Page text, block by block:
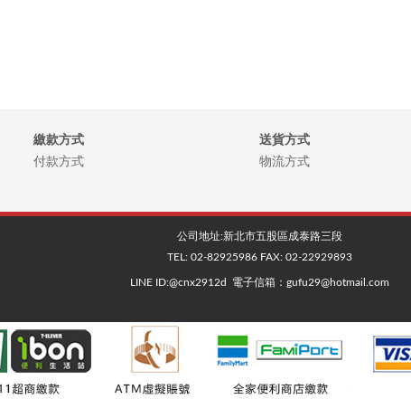
繳款方式
付款方式
送貨方式
物流方式
公司地址:新北市五股區成泰路三段
TEL: 02-82925986 FAX: 02-22929893
LINE ID:@cnx2912d 電子信箱：gufu29@hotmail.com